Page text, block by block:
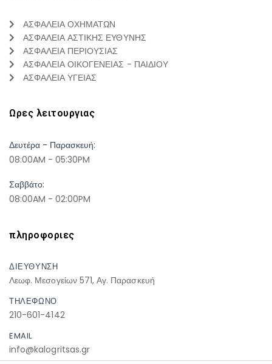
ΑΣΦΑΛΕΙΑ ΟΧΗΜΑΤΩΝ
ΑΣΦΑΛΕΙΑ ΑΣΤΙΚΗΣ ΕΥΘΥΝΗΣ
ΑΣΦΑΛΕΙΑ ΠΕΡΙΟΥΣΙΑΣ
ΑΣΦΑΛΕΙΑ ΟΙΚΟΓΕΝΕΙΑΣ - ΠΑΙΔΙΟΥ
ΑΣΦΑΛΕΙΑ ΥΓΕΙΑΣ
Ωρες λειτουργιας
Δευτέρα - Παρασκευή:
08:00AM - 05:30PM
Σαββάτο:
08:00AM - 02:00PM
πληροφοριες
ΔΙΕΥΘΥΝΣΗ
Λεωφ. Μεσογείων 571, Αγ. Παρασκευή
ΤΗΛΕΦΩΝΟ
210-601-4142
EMAIL
info@kalogritsas.gr